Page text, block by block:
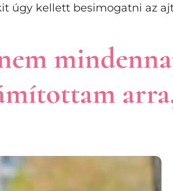
úgy kellett besimogatni az